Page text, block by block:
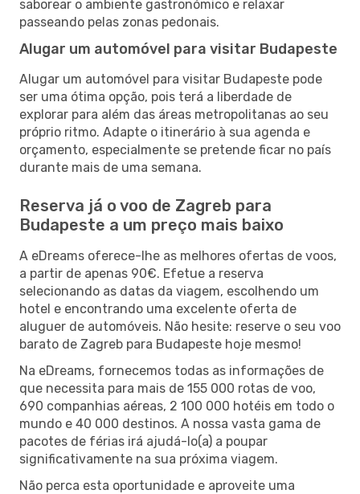
saborear o ambiente gastronómico e relaxar
passeando pelas zonas pedonais.
Alugar um automóvel para visitar Budapeste
Alugar um automóvel para visitar Budapeste pode
ser uma ótima opção, pois terá a liberdade de
explorar para além das áreas metropolitanas ao seu
próprio ritmo. Adapte o itinerário à sua agenda e
orçamento, especialmente se pretende ficar no país
durante mais de uma semana.
Reserva já o voo de Zagreb para
Budapeste a um preço mais baixo
A eDreams oferece-lhe as melhores ofertas de voos,
a partir de apenas 90€. Efetue a reserva
selecionando as datas da viagem, escolhendo um
hotel e encontrando uma excelente oferta de
aluguer de automóveis. Não hesite: reserve o seu voo
barato de Zagreb para Budapeste hoje mesmo!
Na eDreams, fornecemos todas as informações de
que necessita para mais de 155 000 rotas de voo,
690 companhias aéreas, 2 100 000 hotéis em todo o
mundo e 40 000 destinos. A nossa vasta gama de
pacotes de férias irá ajudá-lo(a) a poupar
significativamente na sua próxima viagem.
Não perca esta oportunidade e aproveite uma